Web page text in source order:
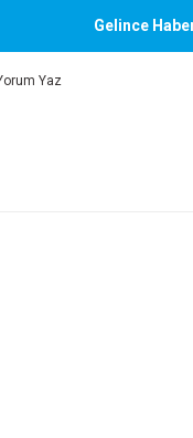
Gelince
Yaz